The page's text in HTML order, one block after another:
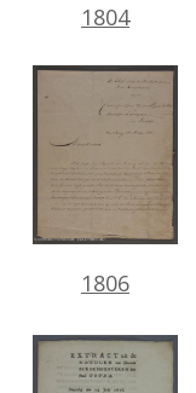
1804
1806